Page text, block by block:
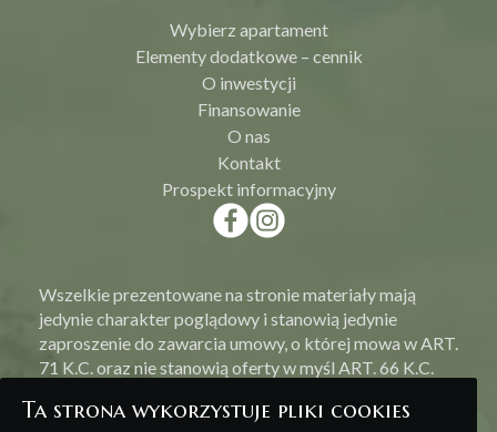
Wybierz apartament
Elementy dodatkowe – cennik
O inwestycji
Finansowanie
O nas
Kontakt
Prospekt informacyjny
Wszelkie prezentowane na stronie materiały mają
jedynie charakter poglądowy i stanowią jedynie
zaproszenie do zawarcia umowy, o której mowa w ART.
71 K.C. oraz nie stanowią oferty w myśl ART. 66 K.C.
Ta strona wykorzystuje pliki cookies